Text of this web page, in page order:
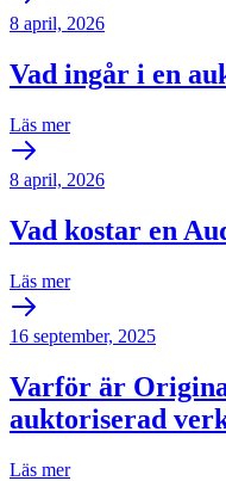
8 april, 2026
Vad ingår i en
Läs mer
8 april, 2026
Vad kostar en
Läs mer
16 september, 2025
Varför är
auktoriserad
Läs mer